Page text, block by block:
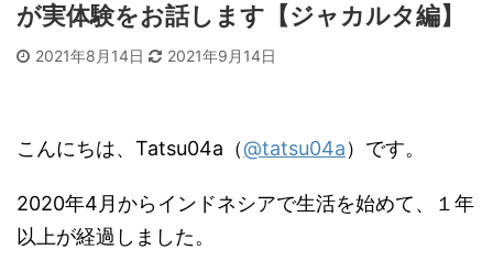
が実体験をお話します【ジャカルタ編】
2021年8月14日 2021年9月14日
こんにちは、Tatsu04a（@tatsu04a）です。
2020年4月からインドネシアで生活を始めて、１年
以上が経過しました。